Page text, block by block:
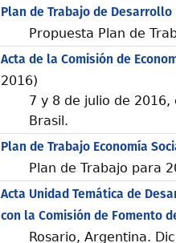
Plan de Trabajo de Desarrollo
Propuesta Plan de
Acta de la Comisión de
2016)
7 y 8 de julio de 2016,
Brasil.
Plan de Trabajo Economía
Plan de Trabajo para
Acta Unidad Temática de
con la Comisión de Fomento
Rosario, Argentina.